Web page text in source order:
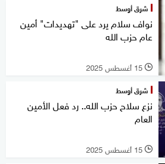
شرق أوسط
نواف سلام يرد على ‏"تهديدات" أمين
عام حزب الله
l 15 أغسطس 2025
شرق أوسط
نزع سلاح حزب الله.. رد فعل الأمين
العام
l 15 أغسطس 2025